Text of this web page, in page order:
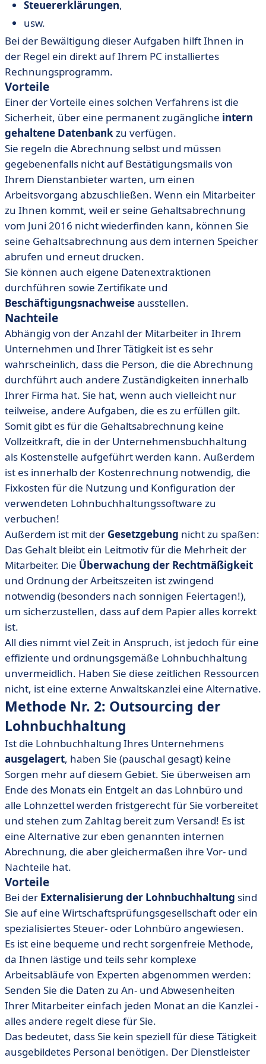
Steuererklärungen,
usw.
Bei der Bewältigung dieser Aufgaben hilft Ihnen in
der Regel ein direkt auf Ihrem PC installiertes
Rechnungsprogramm.
Vorteile
Einer der Vorteile eines solchen Verfahrens ist die
Sicherheit, über eine permanent zugängliche intern
gehaltene Datenbankzu verfügen.
Sie regeln die Abrechnung selbst und müssen
gegebenenfalls nicht auf Bestätigungsmails von
Ihrem Dienstanbieter warten, um einen
Arbeitsvorgang abzuschließen. Wenn ein Mitarbeiter
zu Ihnen kommt, weil er seine Gehaltsabrechnung
vom Juni 2016 nicht wiederfinden kann, können Sie
seine Gehaltsabrechnung aus dem internen Speicher
abrufen und erneut drucken.
Sie können auch eigene Datenextraktionen
durchführen sowie Zertifikate und
Beschäftigungsnachweiseausstellen.
Nachteile
Abhängig von der Anzahl der Mitarbeiter in Ihrem
Unternehmen und Ihrer Tätigkeit ist es sehr
wahrscheinlich, dass die Person, die die Abrechnung
durchführt auch andere Zuständigkeiten innerhalb
Ihrer Firma hat. Sie hat, wenn auch vielleicht nur
teilweise, andere Aufgaben, die es zu erfüllen gilt.
Somit gibt es für die Gehaltsabrechnung keine
Vollzeitkraft, die in der Unternehmensbuchhaltung
als Kostenstelle aufgeführt werden kann. Außerdem
ist es innerhalb der Kostenrechnung notwendig, die
Fixkosten für die Nutzung und Konfiguration der
verwendeten Lohnbuchhaltungssoftware zu
verbuchen!
Außerdem ist mit der Gesetzgebung nicht zu spaßen:
Das Gehalt bleibt ein Leitmotiv für die Mehrheit der
Mitarbeiter. Die Überwachung der Rechtmäßigkeit
und Ordnung der Arbeitszeiten ist zwingend
notwendig (besonders nach sonnigen Feiertagen!),
um sicherzustellen, dass auf dem Papier alles korrekt
ist.
All dies nimmt viel Zeit in Anspruch, ist jedoch für eine
effiziente und ordnungsgemäße Lohnbuchhaltung
unvermeidlich. Haben Sie diese zeitlichen Ressourcen
nicht, ist eine externe Anwaltskanzlei eine Alternative.
Methode Nr. 2: Outsourcing der
Lohnbuchhaltung
Ist die Lohnbuchhaltung Ihres Unternehmens
ausgelagert, haben Sie (pauschal gesagt) keine
Sorgen mehr auf diesem Gebiet. Sie überweisen am
Ende des Monats ein Entgelt an das Lohnbüro und
alle Lohnzettel werden fristgerecht für Sie vorbereitet
und stehen zum Zahltag bereit zum Versand! Es ist
eine Alternative zur eben genannten internen
Abrechnung, die aber gleichermaßen ihre Vor- und
Nachteile hat.
Vorteile
Bei der Externalisierung der Lohnbuchhaltung sind
Sie auf eine Wirtschaftsprüfungsgesellschaft oder ein
spezialisiertes Steuer- oder Lohnbüro angewiesen.
Es ist eine bequeme und recht sorgenfreie Methode,
da Ihnen lästige und teils sehr komplexe
Arbeitsabläufe von Experten abgenommen werden:
Senden Sie die Daten zu An- und Abwesenheiten
Ihrer Mitarbeiter einfach jeden Monat an die Kanzlei -
alles andere regelt diese für Sie.
Das bedeutet, dass Sie kein speziell für diese Tätigkeit
ausgebildetes Personal benötigen. Der Dienstleister